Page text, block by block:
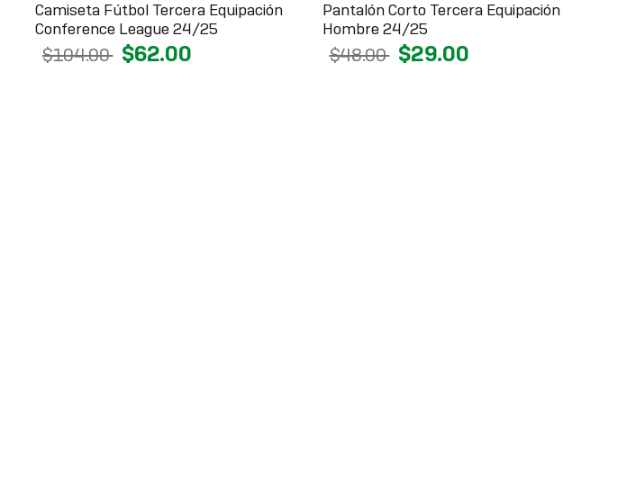
Camiseta Fútbol Tercera Equipación
Conference League 24/25
$104.00 $62.00
Pantalón Corto Tercera Equipación
Hombre 24/25
$48.00 $29.00